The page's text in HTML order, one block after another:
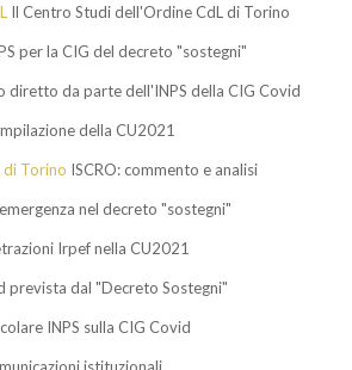
Il Centro Studi dell'Ordine CdL di Torino
per la CIG del decreto "sostegni"
diretto da parte dell'INPS della CIG Covid
della CU2021
di Torino ISCRO: commento e analisi
nel decreto "sostegni"
Irpef nella CU2021
prevista dal "Decreto Sostegni"
INPS sulla CIG Covid
istituzionali